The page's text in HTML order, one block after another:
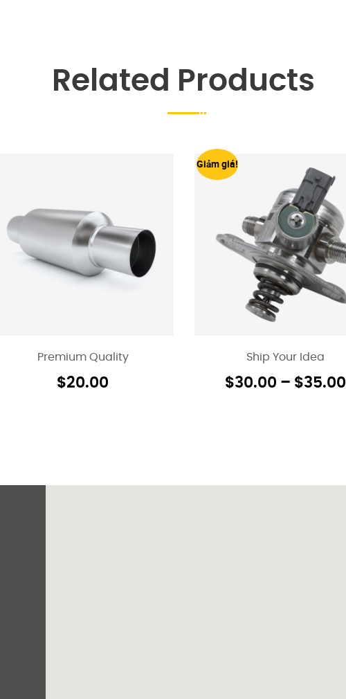
Related Products
Premium Quality
$20.00
Giảm giá!
Ship Your Idea
$30.00 – $35.00